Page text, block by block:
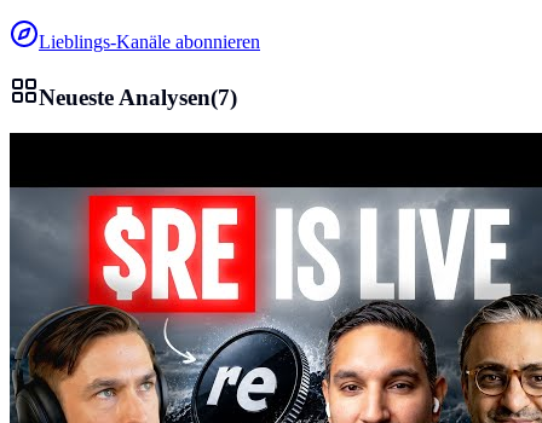
Lieblings-Kanäle abonnieren
Neueste Analysen(7)